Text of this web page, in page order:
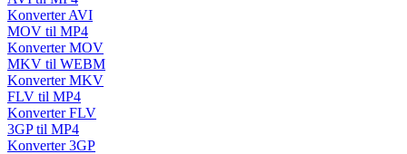
Konverter AVI
MOV til MP4
Konverter MOV
MKV til WEBM
Konverter MKV
FLV til MP4
Konverter FLV
3GP til MP4
Konverter 3GP